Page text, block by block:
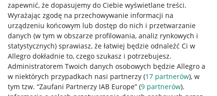
zapewnić, że dopasujemy do Ciebie wyświetlane treści.
Wyrażając zgodę na przechowywanie informacji na
urządzeniu końcowym lub dostęp do nich i przetwarzanie
danych (w tym w obszarze profilowania, analiz rynkowych i
statystycznych) sprawiasz, że łatwiej będzie odnaleźć Ci w
Allegro dokładnie to, czego szukasz i potrzebujesz.
Administratorem Twoich danych osobowych będzie Allegro a
w niektórych przypadkach nasi partnerzy (17 partnerów), w
tym tzw. “Zaufani Partnerzy IAB Europe” (9 partnerów).